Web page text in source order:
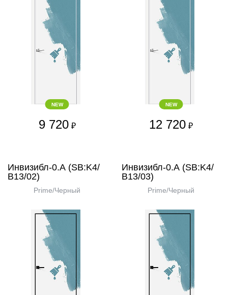
NEW
9 720 ₽
NEW
12 720 ₽
Инвизибл-0.А (SB:K4/
В13/02)
Prime/Черный
Инвизибл-0.А (SB:K4/
В13/03)
Prime/Черный